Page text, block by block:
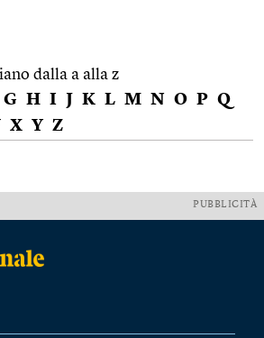
dalla a alla z
G H I J K L M N O P Q
X Y Z
PUBBLICITÀ